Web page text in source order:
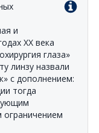
и
XX века
глаза»
линзу назвали
с дополнением:
тогда